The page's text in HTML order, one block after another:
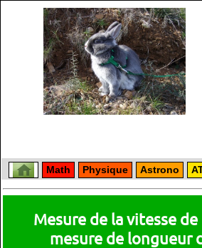
Math Physique Astrono
Mesure de la vitesse
mesure de longueur